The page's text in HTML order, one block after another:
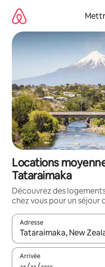
directement
contenu
Locations
Tataraimaka
Découvrez des
chez vous pour un séjour
Adresse
Lorsque les résultats
Arrivée